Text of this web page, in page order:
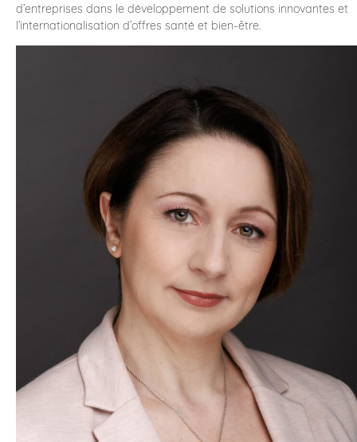
d’entreprises dans le développement de solutions innovantes et
l’internationalisation d’offres santé et bien-être.